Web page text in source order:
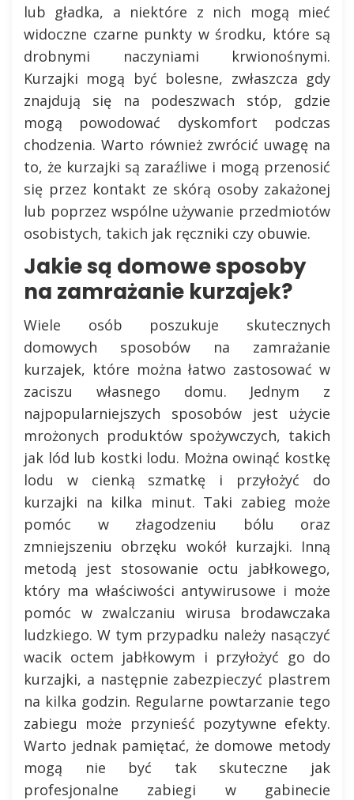
lub gładka, a niektóre z nich mogą mieć
widoczne czarne punkty w środku, które są
drobnymi naczyniami krwionośnymi.
Kurzajki mogą być bolesne, zwłaszcza gdy
znajdują się na podeszwach stóp, gdzie
mogą powodować dyskomfort podczas
chodzenia. Warto również zwrócić uwagę na
to, że kurzajki są zaraźliwe i mogą przenosić
się przez kontakt ze skórą osoby zakażonej
lub poprzez wspólne używanie przedmiotów
osobistych, takich jak ręczniki czy obuwie.
Jakie są domowe sposoby
na zamrażanie kurzajek?
Wiele osób poszukuje skutecznych
domowych sposobów na zamrażanie
kurzajek, które można łatwo zastosować w
zaciszu własnego domu. Jednym z
najpopularniejszych sposobów jest użycie
mrożonych produktów spożywczych, takich
jak lód lub kostki lodu. Można owinąć kostkę
lodu w cienką szmatkę i przyłożyć do
kurzajki na kilka minut. Taki zabieg może
pomóc w złagodzeniu bólu oraz
zmniejszeniu obrzęku wokół kurzajki. Inną
metodą jest stosowanie octu jabłkowego,
który ma właściwości antywirusowe i może
pomóc w zwalczaniu wirusa brodawczaka
ludzkiego. W tym przypadku należy nasączyć
wacik octem jabłkowym i przyłożyć go do
kurzajki, a następnie zabezpieczyć plastrem
na kilka godzin. Regularne powtarzanie tego
zabiegu może przynieść pozytywne efekty.
Warto jednak pamiętać, że domowe metody
mogą nie być tak skuteczne jak
profesjonalne zabiegi w gabinecie